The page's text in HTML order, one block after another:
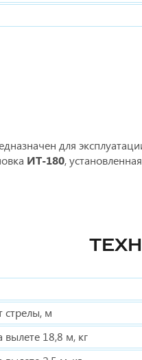
для
ИТ-180,
стрелы, м
вылете 18,8 м, кг